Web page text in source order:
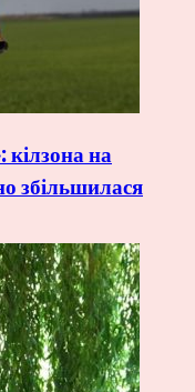
кілзона на
збільшилася